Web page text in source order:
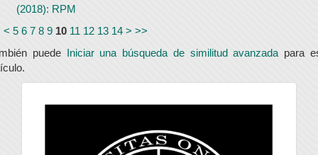
(2018): RPM
< 5 6 7 8 9 10 11 12 13 14 > >>
puede Iniciar una búsqueda de similitud avanzada para
universidad